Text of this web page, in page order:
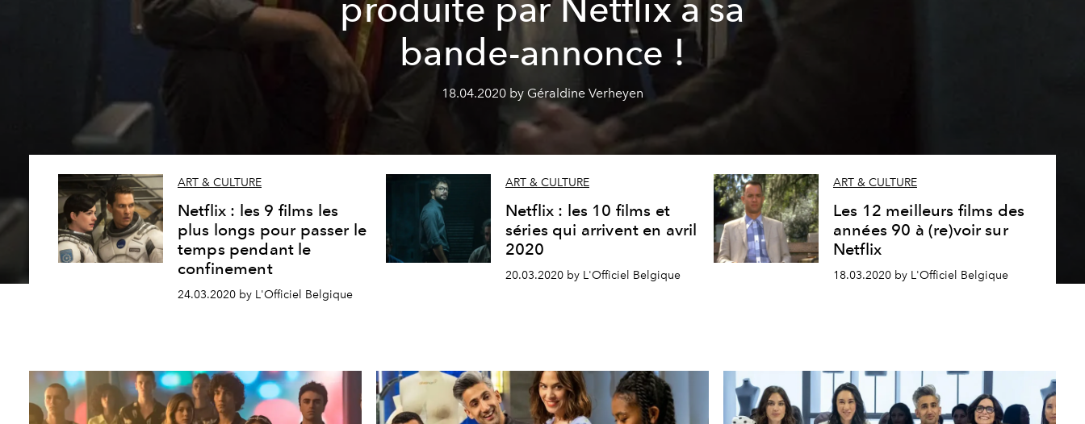
produite par Netflix a sa
bande-annonce !
18.04.2020 by Géraldine Verheyen
ART & CULTURE
Netflix : les 9 films les
plus longs pour passer le
temps pendant le
confinement
24.03.2020 by L'Officiel Belgique
ART & CULTURE
Netflix : les 10 films et
séries qui arrivent en avril
2020
20.03.2020 by L'Officiel Belgique
ART & CULTURE
Les 12 meilleurs films des
années 90 à (re)voir sur
Netflix
18.03.2020 by L'Officiel Belgique